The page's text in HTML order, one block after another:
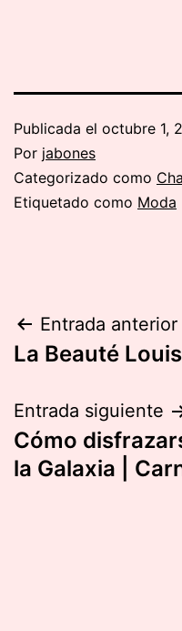
Publicada el octubre 1,
Por jabones
Categorizado como
Etiquetado como Moda
Navegación
de
entradas
Entrada anterior
La Beauté
Entrada siguiente
Cómo
la Galaxia |